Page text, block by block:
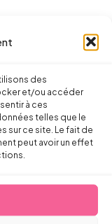
des
et/ou accéder
à ces
telles que le
sur ce site. Le fait de
peut avoir un effet
d’alerte